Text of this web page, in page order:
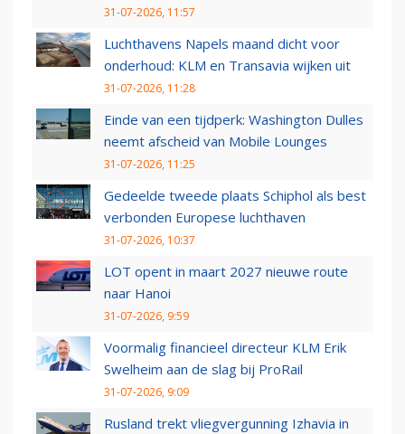
31-07-2026, 11:57
Luchthavens Napels maand dicht voor
onderhoud: KLM en Transavia wijken uit
31-07-2026, 11:28
Einde van een tijdperk: Washington Dulles
neemt afscheid van Mobile Lounges
31-07-2026, 11:25
Gedeelde tweede plaats Schiphol als best
verbonden Europese luchthaven
31-07-2026, 10:37
LOT opent in maart 2027 nieuwe route
naar Hanoi
31-07-2026, 9:59
Voormalig financieel directeur KLM Erik
Swelheim aan de slag bij ProRail
31-07-2026, 9:09
Rusland trekt vliegvergunning Izhavia in